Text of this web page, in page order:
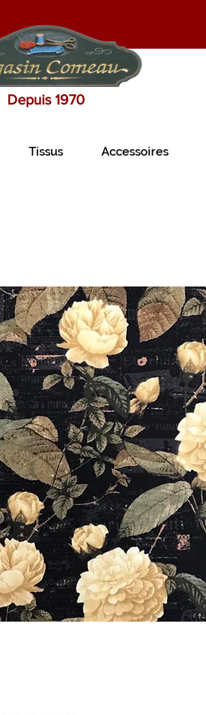
Depuis 1970
Tissus Accessoires